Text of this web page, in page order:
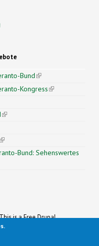
Bund(link is
external)
Kongress(link is
external)
(link is external)
external)
(link is external)
Bund: Sehenswertes
is a Free Drupal
Community by